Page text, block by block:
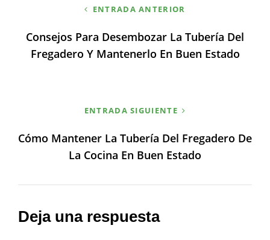
entradas
ENTRADA ANTERIOR
Consejos Para Desembozar La Tubería Del
Fregadero Y Mantenerlo En Buen Estado
ENTRADA SIGUIENTE
Cómo Mantener La Tubería Del Fregadero De
La Cocina En Buen Estado
Deja una respuesta